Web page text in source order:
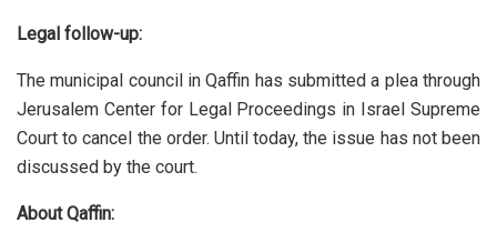
Legal follow-up:
The municipal council in Qaffin has submitted a plea through
Jerusalem Center for Legal Proceedings in Israel Supreme
Court to cancel the order. Until today, the issue has not been
discussed by the court.
About Qaffin: